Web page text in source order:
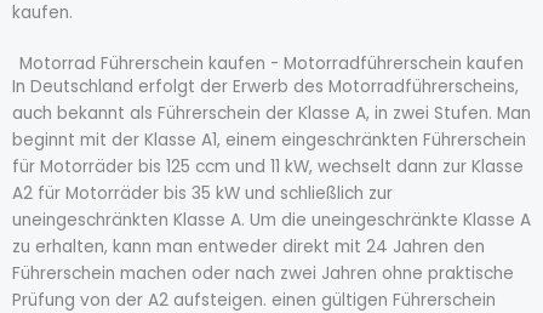
kaufen.
Motorrad Führerschein kaufen - Motorradführerschein kaufen
In Deutschland erfolgt der Erwerb des Motorradführerscheins,
auch bekannt als Führerschein der Klasse A, in zwei Stufen. Man
beginnt mit der Klasse A1, einem eingeschränkten Führerschein
für Motorräder bis 125 ccm und 11 kW, wechselt dann zur Klasse
A2 für Motorräder bis 35 kW und schließlich zur
uneingeschränkten Klasse A. Um die uneingeschränkte Klasse A
zu erhalten, kann man entweder direkt mit 24 Jahren den
Führerschein machen oder nach zwei Jahren ohne praktische
Prüfung von der A2 aufsteigen. einen gültigen Führerschein